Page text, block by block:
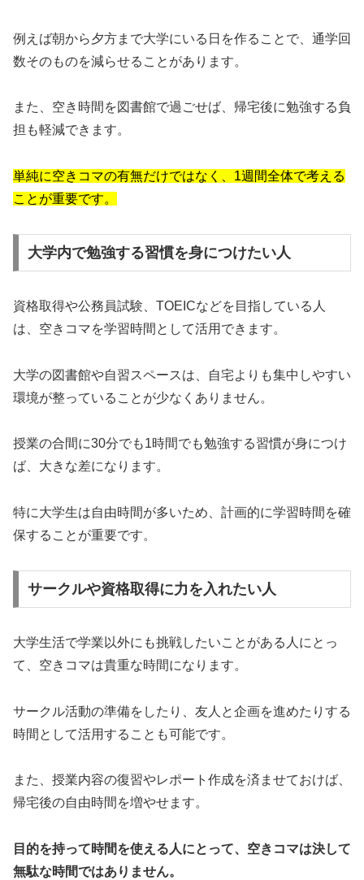
例えば朝から夕方まで大学にいる日を作ることで、通学回
数そのものを減らせることがあります。
また、空き時間を図書館で過ごせば、帰宅後に勉強する負
担も軽減できます。
単純に空きコマの有無だけではなく、1週間全体で考える
ことが重要です。
大学内で勉強する習慣を身につけたい人
資格取得や公務員試験、TOEICなどを目指している人
は、空きコマを学習時間として活用できます。
大学の図書館や自習スペースは、自宅よりも集中しやすい
環境が整っていることが少なくありません。
授業の合間に30分でも1時間でも勉強する習慣が身につけ
ば、大きな差になります。
特に大学生は自由時間が多いため、計画的に学習時間を確
保することが重要です。
サークルや資格取得に力を入れたい人
大学生活で学業以外にも挑戦したいことがある人にとっ
て、空きコマは貴重な時間になります。
サークル活動の準備をしたり、友人と企画を進めたりする
時間として活用することも可能です。
また、授業内容の復習やレポート作成を済ませておけば、
帰宅後の自由時間を増やせます。
目的を持って時間を使える人にとって、空きコマは決して
無駄な時間ではありません。